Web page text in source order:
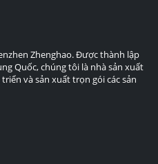
Zhenghao. Được thành lập
Quốc, chúng tôi là nhà sản xuất
và sản xuất trọn gói các sản